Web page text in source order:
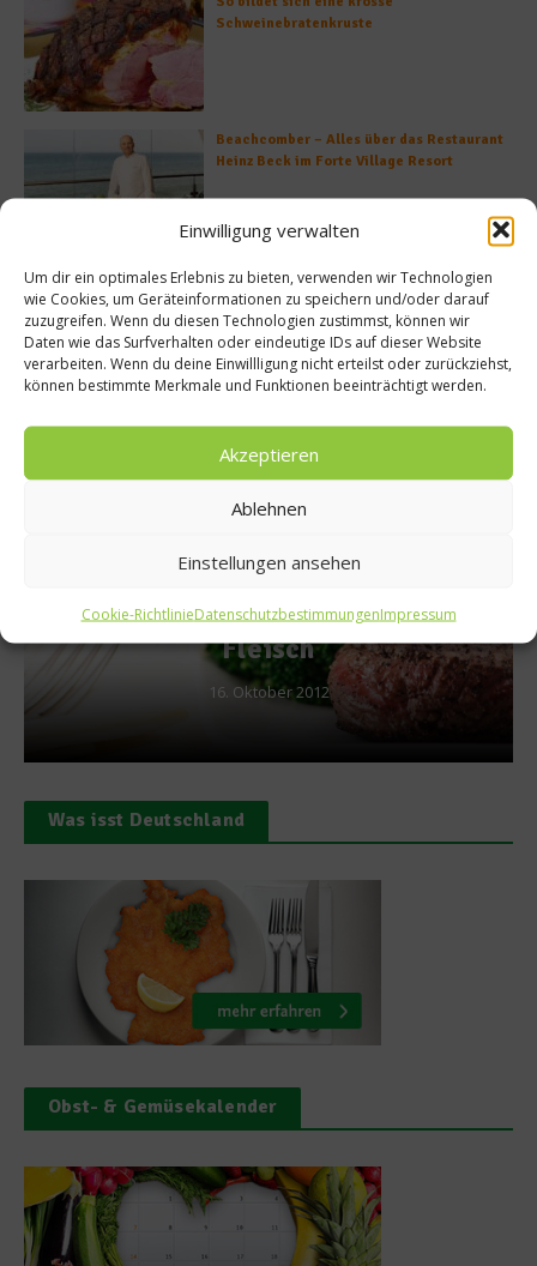
Einwilligung verwalten
Um dir ein optimales Erlebnis zu bieten, verwenden wir Technologien
wie Cookies, um Geräteinformationen zu speichern und/oder darauf
zuzugreifen. Wenn du diesen Technologien zustimmst, können wir
Daten wie das Surfverhalten oder eindeutige IDs auf dieser Website
verarbeiten. Wenn du deine Einwillligung nicht erteilst oder zurückziehst,
können bestimmte Merkmale und Funktionen beeinträchtigt werden.
Akzeptieren
Ablehnen
Einstellungen ansehen
Cookie-RichtlinieDatenschutzbestimmungenImpressum
Schweinebratenkruste
Beachcomber – Alles über das Restaurant
Heinz Beck im Forte Village Resort
Was ist der Unterschied zwischen Limonen
und Limetten?
Chilikruste und
Spargel
11. Mai 2018
Was isst Deutschland
Obst- & Gemüsekalender